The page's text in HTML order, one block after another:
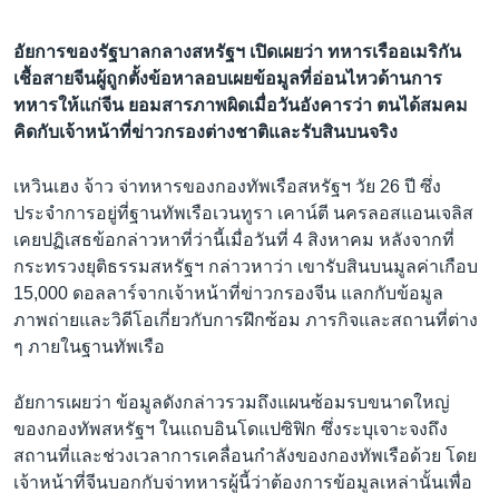
เลือกภาษา
อัยการของรัฐบาลกลางสหรัฐฯ เปิดเผยว่า ทหารเรืออเมริกัน
เชื้อสายจีนผู้ถูกตั้งข้อหาลอบเผยข้อมูลที่อ่อนไหวด้านการ
ทหารให้แก่จีน ยอมสารภาพผิดเมื่อวันอังคารว่า ตนได้สมคม
คิดกับเจ้าหน้าที่ข่าวกรองต่างชาติและรับสินบนจริง
เหวินเฮง จ้าว จ่าทหารของกองทัพเรือสหรัฐฯ วัย 26 ปี ซึ่ง
ประจำการอยู่ที่ฐานทัพเรือเวนทูรา เคาน์ตี นครลอสแอนเจลิส
เคยปฏิเสธข้อกล่าวหาที่ว่านี้เมื่อวันที่ 4 สิงหาคม หลังจากที่
กระทรวงยุติธรรมสหรัฐฯ กล่าวหาว่า เขารับสินบนมูลค่าเกือบ
15,000 ดอลลาร์จากเจ้าหน้าที่ข่าวกรองจีน แลกกับข้อมูล
ภาพถ่ายและวิดีโอเกี่ยวกับการฝึกซ้อม ภารกิจและสถานที่ต่าง
ๆ ภายในฐานทัพเรือ
อัยการเผยว่า ข้อมูลดังกล่าวรวมถึงแผนซ้อมรบขนาดใหญ่
ของกองทัพสหรัฐฯ ในแถบอินโดแปซิฟิก ซึ่งระบุเจาะจงถึง
สถานที่และช่วงเวลาการเคลื่อนกำลังของกองทัพเรือด้วย โดย
เจ้าหน้าที่จีนบอกกับจ่าทหารผู้นี้ว่าต้องการข้อมูลเหล่านั้นเพื่อ